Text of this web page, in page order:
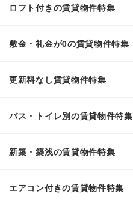
ロフト付きの賃貸物件特集
敷金・礼金が0の賃貸物件特集
更新料なし賃貸物件特集
バス・トイレ別の賃貸物件特集
新築・築浅の賃貸物件特集
エアコン付きの賃貸物件特集